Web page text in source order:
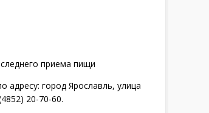
приема пищи
адресу: город Ярославль, улица
20-70-60.